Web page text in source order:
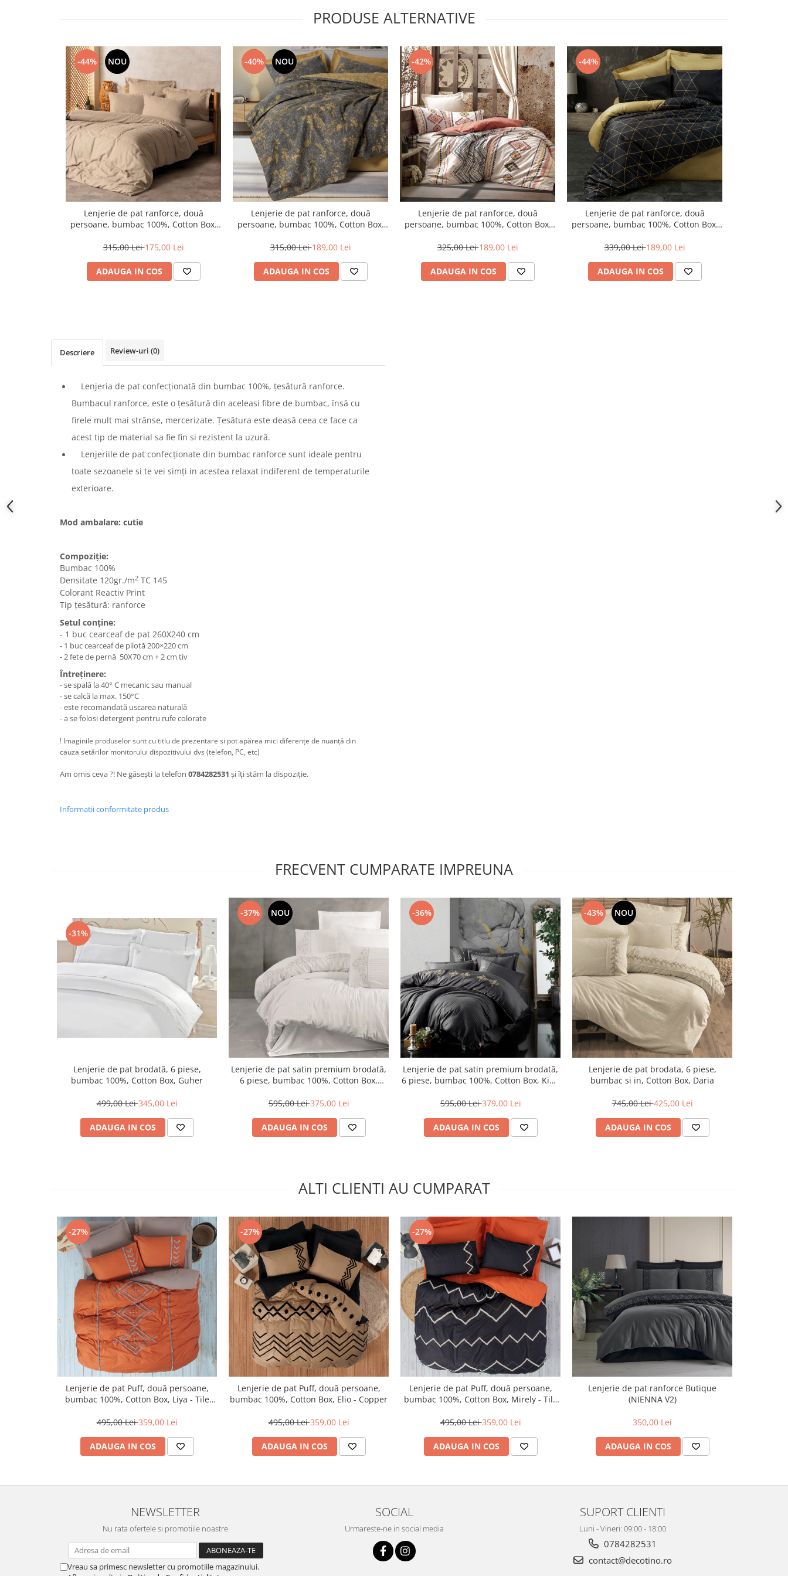
PRODUSE ALTERNATIVE
-44% NOU
Lenjerie de pat ranforce, două
persoane, bumbac 100%, Cotton Box,
315,00 Lei175,00 Lei
ADAUGA IN COS
-40% NOU
Lenjerie de pat ranforce, două
persoane, bumbac 100%, Cotton Box,
315,00 Lei189,00 Lei
ADAUGA IN COS
-42%
Lenjerie de pat ranforce, două
persoane, bumbac 100%, Cotton Box,
325,00 Lei189,00 Lei
ADAUGA IN COS
-44%
Lenjerie de pat ranforce, două
persoane, bumbac 100%, Cotton Box,
339,00 Lei189,00 Lei
ADAUGA IN COS
Descriere Review-uri (0)
Lenjeria de pat confecționată din bumbac 100%, țesătură ranforce.
Bumbacul ranforce, este o țesătură din aceleasi fibre de bumbac, însă cu
firele mult mai strânse, mercerizate. Țesătura este deasă ceea ce face ca
acest tip de material sa fie fin si rezistent la uzură.
Lenjeriile de pat confecționate din bumbac ranforce sunt ideale pentru
toate sezoanele si te vei simți in acestea relaxat indiferent de temperaturile
exterioare.
Mod ambalare: cutie
Compoziție:
Bumbac 100%
Densitate 120gr./m2 TC 145
Colorant Reactiv Print
Tip țesătură: ranforce
Setul conține:
- 1 buc cearceaf de pat 260X240 cm
- 1 buc cearceaf de pilotă 200×220 cm
- 2 fete de pernă 50X70 cm + 2 cm tiv
Întreținere:
- se spală la 40° C mecanic sau manual
- se calcă la max. 150°C
- este recomandată uscarea naturală
- a se folosi detergent pentru rufe colorate
! Imaginile produselor sunt cu titlu de prezentare si pot apărea mici diferențe de nuanță din
cauza setărilor monitorului dispozitivului dvs (telefon, PC, etc)
Am omis ceva ?! Ne găsești la telefon 0784282531 și îți stăm la dispoziție.
Informatii conformitate produs
FRECVENT CUMPARATE IMPREUNA
-31%
Lenjerie de pat brodată, 6 piese,
bumbac 100%, Cotton Box, Guher
499,00 Lei345,00 Lei
ADAUGA IN COS
-37% NOU
Lenjerie de pat satin premium brodată,
6 piese, bumbac 100%, Cotton Box,
595,00 Lei375,00 Lei
ADAUGA IN COS
-36%
Lenjerie de pat satin premium brodată,
6 piese, bumbac 100%, Cotton Box, King
595,00 Lei379,00 Lei
ADAUGA IN COS
-43% NOU
Lenjerie de pat brodata, 6 piese,
bumbac si in, Cotton Box, Daria
745,00 Lei425,00 Lei
ADAUGA IN COS
ALTI CLIENTI AU CUMPARAT
-27%
Lenjerie de pat Puff, două persoane,
bumbac 100%, Cotton Box, Liya - Tile
495,00 Lei359,00 Lei
ADAUGA IN COS
-27%
Lenjerie de pat Puff, două persoane,
bumbac 100%, Cotton Box, Elio - Copper
495,00 Lei359,00 Lei
ADAUGA IN COS
-27%
Lenjerie de pat Puff, două persoane,
bumbac 100%, Cotton Box, Mirely - Tile
495,00 Lei359,00 Lei
ADAUGA IN COS
Lenjerie de pat ranforce Butique
(NIENNA V2)
350,00 Lei
ADAUGA IN COS
NEWSLETTER
Nu rata ofertele si promotiile noastre
Vreau sa primesc newsletter cu promotiile magazinului.
SOCIAL
Urmareste-ne in social media
SUPORT CLIENTI
Luni - Vineri: 09:00 - 18:00
0784282531
contact@decotino.ro